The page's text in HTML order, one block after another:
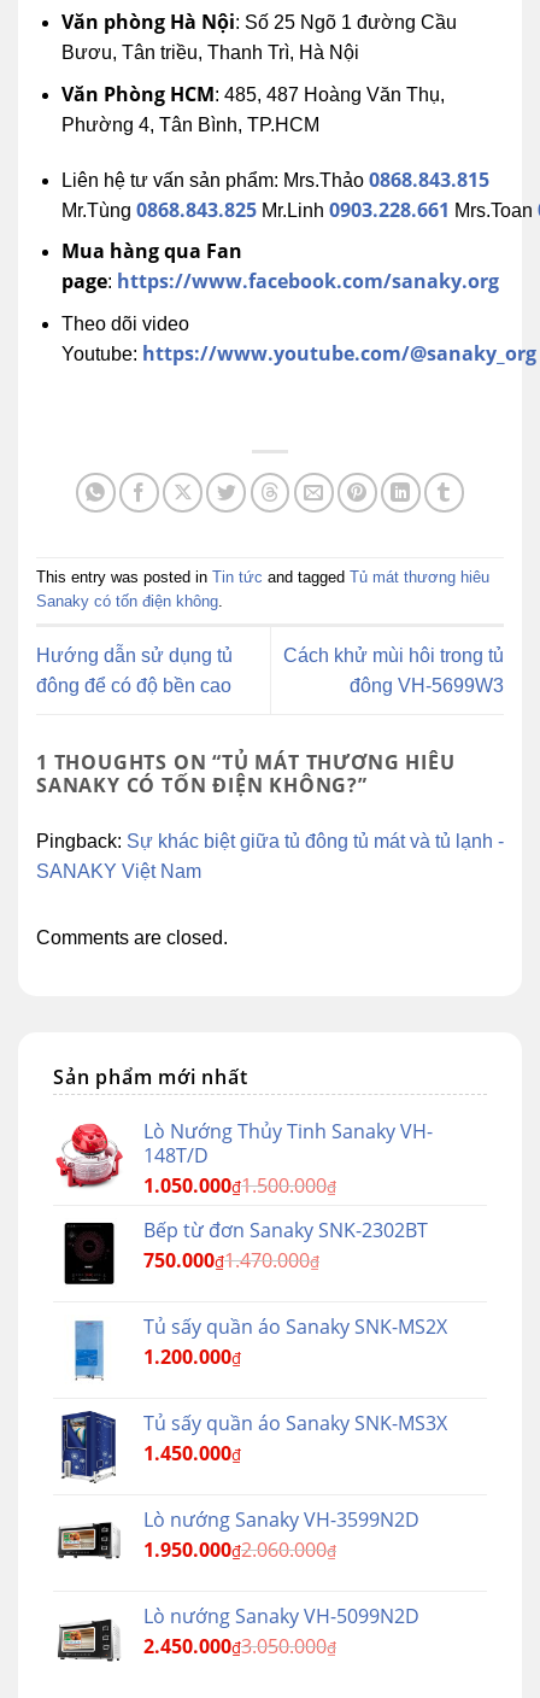
Văn phòng Hà Nội: Số 25 Ngõ 1 đường Cầu
Bươu, Tân triều, Thanh Trì, Hà Nội
Văn Phòng HCM: 485, 487 Hoàng Văn Thụ,
Phường 4, Tân Bình, TP.HCM
Liên hệ tư vấn sản phẩm: Mrs.Thảo 0868.843.815
Mr.Tùng 0868.843.825Mr.Linh 0903.228.661 Mrs.Toan
Mua hàng qua Fan
page: https://www.facebook.com/sanaky.org
Theo dõi video
Youtube: https://www.youtube.com/@sanaky_org
This entry was posted in Tin tức and tagged Tủ mát thương hiêu
Sanaky có tốn điện không.
Hướng dẫn sử dụng tủ
đông để có độ bền cao
Cách khử mùi hôi trong tủ
đông VH-5699W3
1 THOUGHTS ON “TỦ MÁT THƯƠNG HIÊU
SANAKY CÓ TỐN ĐIỆN KHÔNG?”
Pingback: Sự khác biệt giữa tủ đông tủ mát và tủ lạnh -
SANAKY Việt Nam
Comments are closed.
Sản phẩm mới nhất
Lò Nướng Thủy Tinh Sanaky VH-
148T/D
1.050.000₫1.500.000₫
Bếp từ đơn Sanaky SNK-2302BT
750.000₫1.470.000₫
Tủ sấy quần áo Sanaky SNK-MS2X
1.200.000₫
Tủ sấy quần áo Sanaky SNK-MS3X
1.450.000₫
Lò nướng Sanaky VH-3599N2D
1.950.000₫2.060.000₫
Lò nướng Sanaky VH-5099N2D
2.450.000₫3.050.000₫